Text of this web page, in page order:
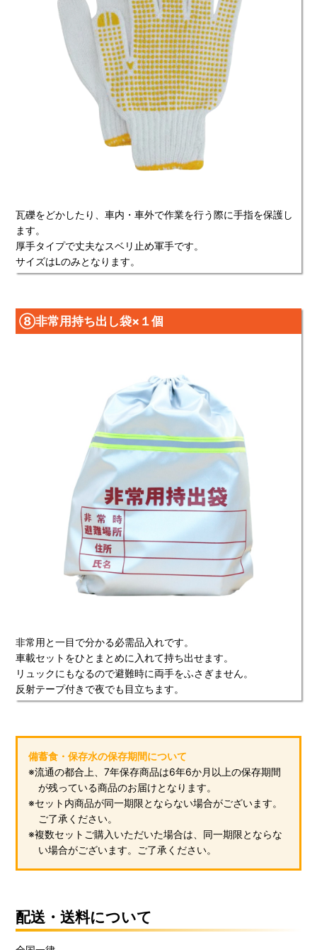
瓦礫をどかしたり、車内・車外で作業を行う際に手指を保護し
ます。
厚手タイプで丈夫なスベリ止め軍手です。
サイズはLのみとなります。
⑧非常用持ち出し袋×１個
非常用と一目で分かる必需品入れです。
車載セットをひとまとめに入れて持ち出せます。
リュックにもなるので避難時に両手をふさぎません。
反射テープ付きで夜でも目立ちます。
備蓄食・保存水の保存期間について
※流通の都合上、7年保存商品は6年6か月以上の保存期間
が残っている商品のお届けとなります。
※セット内商品が同一期限とならない場合がございます。
ご了承ください。
※複数セットご購入いただいた場合は、同一期限とならな
い場合がございます。ご了承ください。
配送・送料について